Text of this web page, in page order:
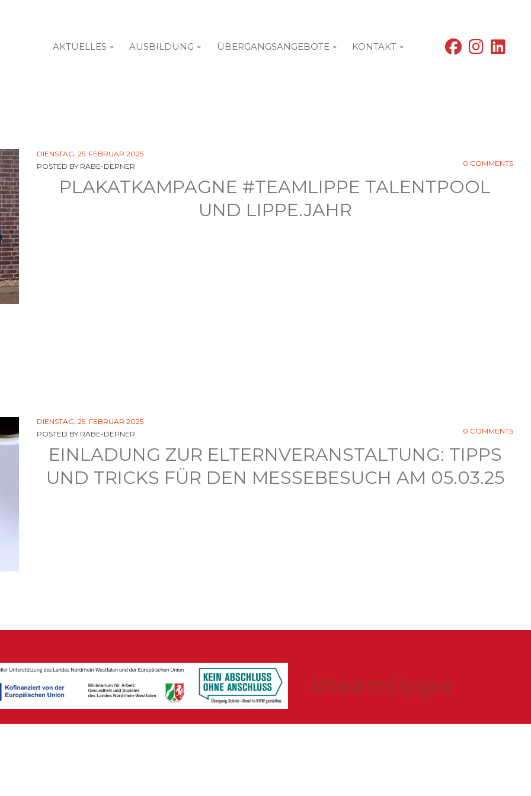
AKTUELLES AUSBILDUNG ÜBERGANGSANGEBOTE KONTAKT
fab
fa-
fab
fa-
fab
fa-
DIENSTAG, 25. FEBRUAR 2025
POSTED BY RABE-DEPNER 0 COMMENTS
PLAKATKAMPAGNE #TEAMLIPPE TALENTPOOL
UND LIPPE.JAHR
DIENSTAG, 25. FEBRUAR 2025
POSTED BY RABE-DEPNER 0 COMMENTS
EINLADUNG ZUR ELTERNVERANSTALTUNG: TIPPS
UND TRICKS FÜR DEN MESSEBESUCH AM 05.03.25
#teamlippe